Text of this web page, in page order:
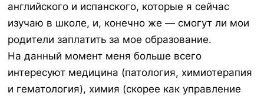
английского и испанского, которые я сейчас
изучаю в школе, и, конечно же — смогут ли мои
родители заплатить за мое образование.
На данный момент меня больше всего
интересуют медицина (патология, химиотерапия
и гематология), химия (скорее как управление